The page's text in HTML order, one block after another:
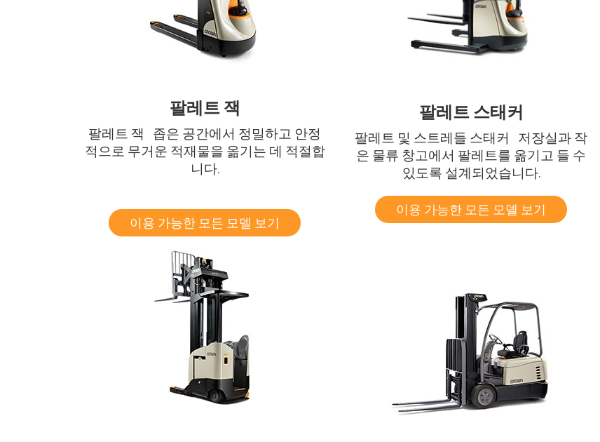
팔레트 잭
팔레트 잭 좁은 공간에서 정밀하고 안정
적으로 무거운 적재물을 옮기는 데 적절합
니다.
이용 가능한 모든 모델 보기
팔레트 스태커
팔레트 및 스트레들 스태커 저장실과 작
은 물류 창고에서 팔레트를 옮기고 들 수
있도록 설계되었습니다.
이용 가능한 모든 모델 보기